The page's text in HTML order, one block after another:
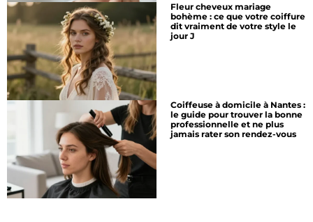
Fleur cheveux mariage
bohème : ce que votre coiffure
dit vraiment de votre style le
jour J
Coiffeuse à domicile à Nantes :
le guide pour trouver la bonne
professionnelle et ne plus
jamais rater son rendez-vous